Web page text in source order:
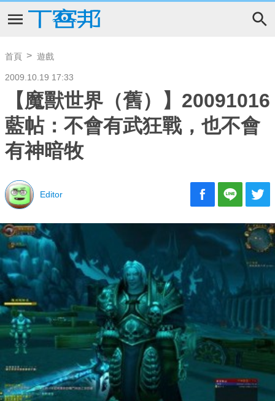
首頁 遊戲
2009.10.19 17:33
【魔獸世界（舊）】20091016
藍帖：不會有武狂戰，也不會
有神暗牧
Editor